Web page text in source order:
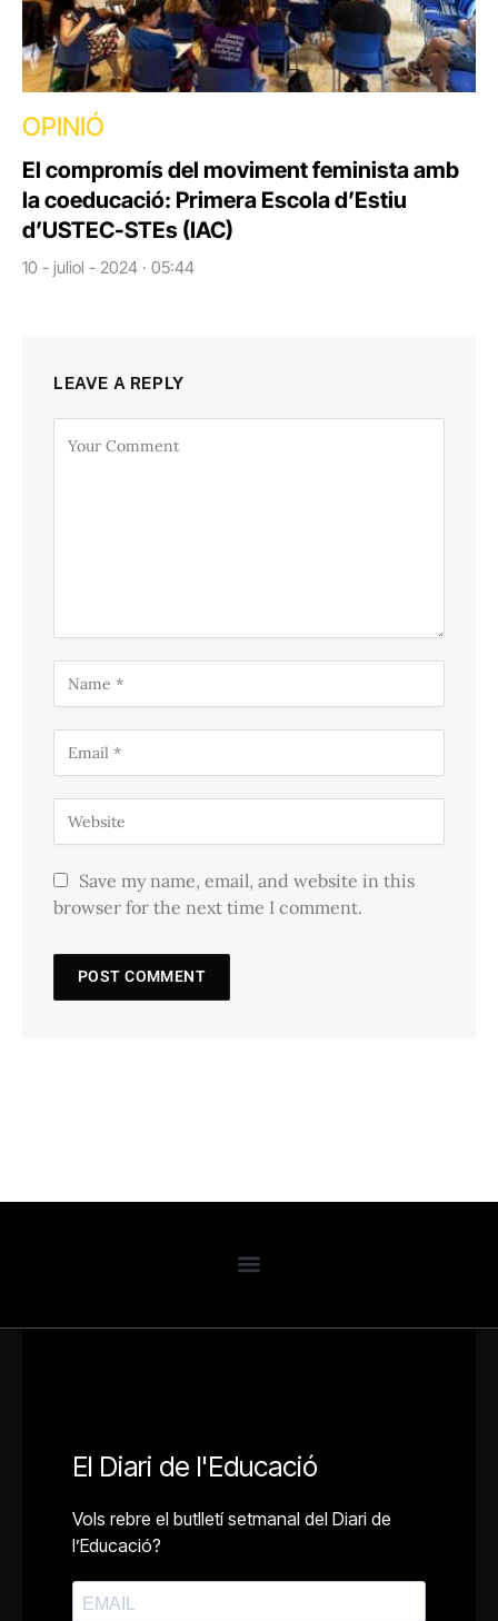
OPINIÓ
El compromís del moviment feminista amb
la coeducació: Primera Escola d’Estiu
d’USTEC-STEs (IAC)
10 - juliol - 2024 · 05:44
LEAVE A REPLY
Save my name, email, and website in this
browser for the next time I comment.